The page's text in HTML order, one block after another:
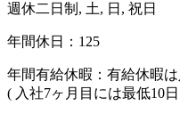
週休二日制, 土, 日, 祝日
年間休日：125
年間有給休暇：有給休暇
( 入社7ヶ月目には最低10